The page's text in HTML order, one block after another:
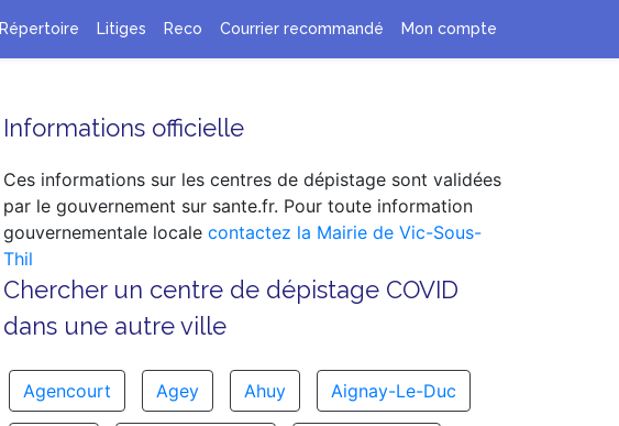
Répertoire Litiges Reco Courrier recommandé Mon compte
Informations officielle
Ces informations sur les centres de dépistage sont validées
par le gouvernement sur sante.fr. Pour toute information
gouvernementale localecontactez la Mairie de Vic-Sous-
Thil
Chercher un centre de dépistage COVID
dans une autre ville
Agencourt Agey Ahuy Aignay-Le-Duc